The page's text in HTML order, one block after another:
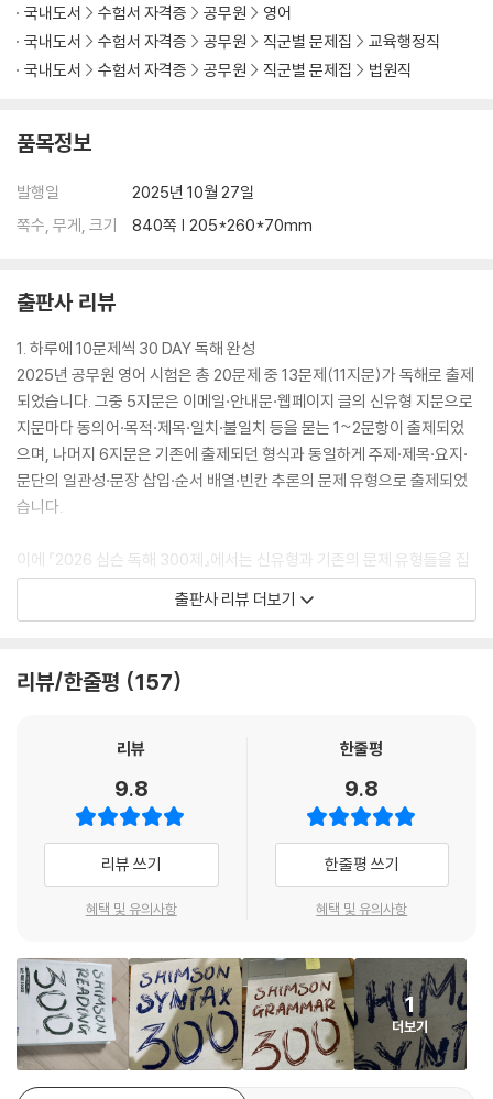
DAY 10
DAY 11
DAY 12
DAY 15
DAY 17
DAY 18
DAY 21
DAY 23
DAY 24
DAY 25
DAY 26
DAY 27
DAY 28
DAY 29
DAY 01
DAY 09
DAY 12
DAY 13
DAY 14
DAY 15
DAY 16
국내도서
수험서 자격증 공무원
영어
국내도서
수험서 자격증 공무원 직군별 문제집
교육행정직
국내도서
수험서 자격증 공무원 직군별 문제집 법원직
품목정보
발행일
2025년 10월 27일
쪽수, 무게, 크기
840쪽 | 205*260*70mm
출판사 리뷰
1. 하루에 10문제씩 30 DAY 독해 완성
2025년 공무원 영어 시험은 총 20문제 중 13문제(11지문)가 독해로 출제
되었습니다. 그중 5지문은 이메일·안내문·웹페이지 글의 신유형 지문으로
지문마다 동의어·목적·제목·일치·불일치 등을 묻는 1~2문항이 출제되었
으며, 나머지 6지문은 기존에 출제되던 형식과 동일하게 주제·제목·요지·
문단의 일관성·문장 삽입·순서 배열·빈칸 추론의 문제 유형으로 출제되었
습니다.
이에 『2026 심슨 독해 300제』에서는 신유형과 기존의 문제 유형들을 집
중적이고 효율적으로 학습할 수 있도록, 1 DAY에 10문제씩 총 30 DAY 3
00문제를 수록하였습니다. 이 중 20일은 ‘유형편’ 10일은 ‘실전편’으로 순
다.
2. 2025년 신경향, 신유형 완벽 반영
난이도와 다양한 문제 유형으로 신유형 문제들을 수록하였습니다. ‘유형
편’에는 이메일·안내문·웹페이지 글을 지문 유형마다 총 5개의 DAY로 구
성하였으며 ‘실전편’에서는 DAY마다 2지문·총 3문항의 신유형 문제를 수
록하여, 학습자들은 매일 학습을 통해 새로운 문제 유형에 완벽하게 대비
할 수 있습니다.
3. 친절하고 상세한 문제 해설
『2026 심슨 독해 300제』는 문제의 정답 해설뿐만 아니라 오답률이 높을
것으로 예측되는 까다로운 선지들의 오답 해설도 제공합니다. 선지별 상세
하고 친절한 해설을 통해 출제 의도에 대한 이해도를 높이고 학습 시간을
더 효율적으로 관리할 수 있습니다.
출판사 리뷰 더보기
리뷰/한줄평 157
리뷰
9.8
리뷰 쓰기
혜택 및 유의사항
한줄평
9.8
한줄평 쓰기
혜택 및 유의사항
1
더보기